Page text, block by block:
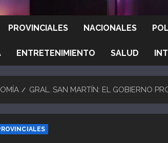
PROVINCIALES NACIONALES
ENTRETENIMIENTO SALUD
GRAL. SAN MARTÍN: EL GOBIERNO